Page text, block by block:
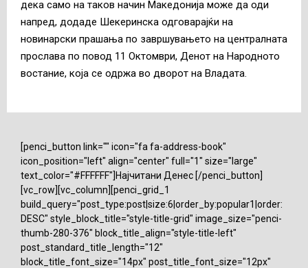
дека само на таков начин Македонија може да оди
напред, додаде Шекеринска одговарајќи на
новинарски прашања по завршувањето на централната
прослава по повод 11 Октомври, Денот на Народното
востание, која се одржа во дворот на Владата.
[penci_button link="" icon="fa fa-address-book"
icon_position="left" align="center" full="1" size="large"
text_color="#FFFFFF"]Најчитани Денес [/penci_button]
[vc_row][vc_column][penci_grid_1
build_query="post_type:post|size:6|order_by:popular1|order:
DESC" style_block_title="style-title-grid" image_size="penci-
thumb-280-376" block_title_align="style-title-left"
post_standard_title_length="12"
block_title_font_size="14px" post_title_font_size="12px"